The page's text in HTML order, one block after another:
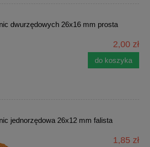
dwurzędowych 26x16 mm prosta
2,00 zł
do koszyka
jednorzędowa 26x12 mm falista
1,85 zł